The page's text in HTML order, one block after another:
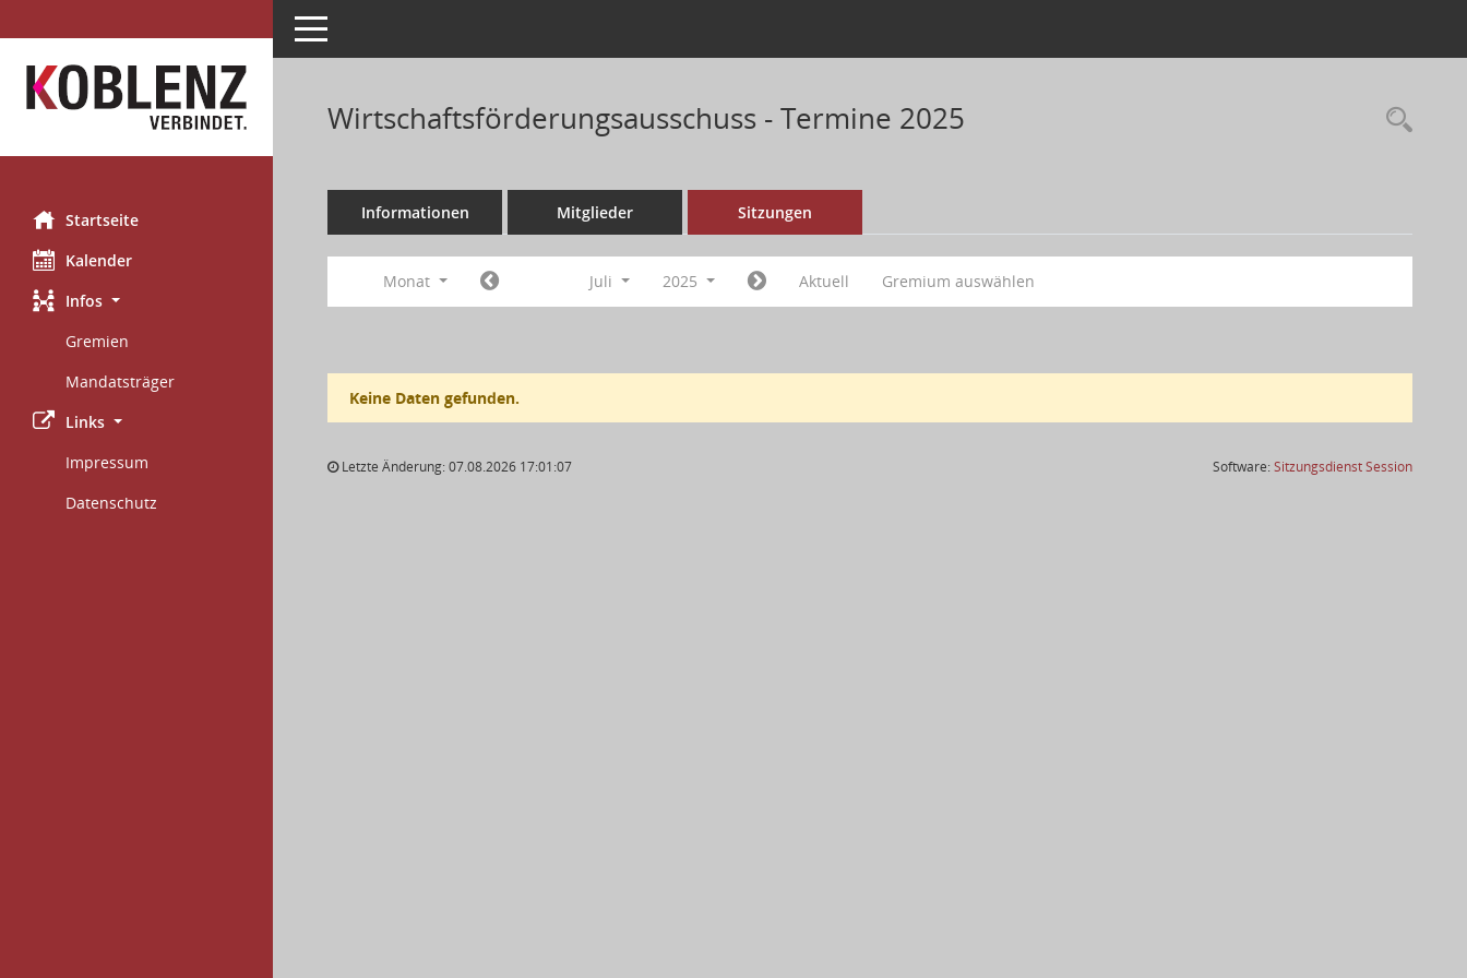
Startseite
Kalender
Infos
Gremien
Mandatsträger
Links
Impressum
Datenschutz
Toggle navigation
Wirtschaftsförderungsausschuss - Termine 2025
Informationen Mitglieder Sitzungen
Monat Juli 2025 Aktuell Gremium auswählen
Keine Daten gefunden.
Letzte Änderung: 07.08.2026 17:01:07 Software:SitzungsdienstSession(Wird in